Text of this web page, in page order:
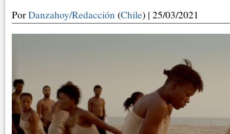
PorDanzahoy/Redacción (Chile) | 25/03/2021